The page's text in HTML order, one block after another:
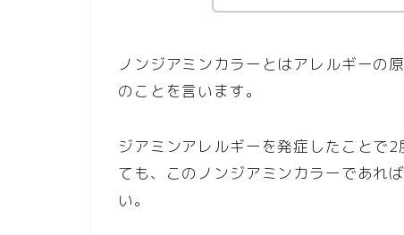
ノンジアミンカラーとはアレルギーの
のことを言います。
ジアミンアレルギーを発症したことで
ても、このノンジアミンカラーであれ
い。